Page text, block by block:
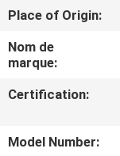
SUJET
DE
NOUS
D'USINE
Place of Origin:
Nom de
marque:
Certification:
Model Number: